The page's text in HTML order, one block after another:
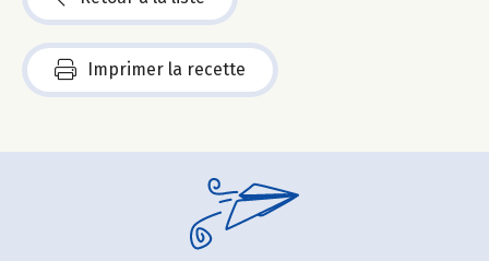
Imprimer la recette